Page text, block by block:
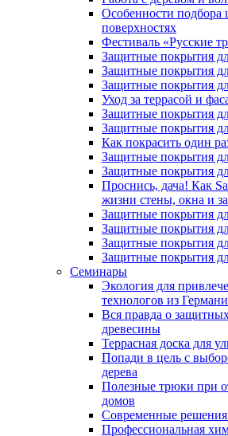
Особенности подбора
поверхностях
Фестиваль «Русские
Защитные покрытия
Защитные покрытия
Защитные покрытия
Уход за террасой и
Защитные покрытия
Защитные покрытия
Как покрасить один
Защитные покрытия
Защитные покрытия
Проснись, дача! Как
жизни стены, окна и
Защитные покрытия
Защитные покрытия
Защитные покрытия
Защитные покрытия
Семинары
Экология для
технологов из
Вся правда о
древесины
Террасная доска для
Попади в цель с
дерева
Полезные трюки при
домов
Современные решения
Профессиональная